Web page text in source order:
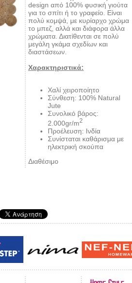
design από 100% φυσική γιούτα
για το σπίτι ή το γραφείο. Είναι
πολύ κομψά, με κυρίαρχο χρώμα
το μπεζ, αλλά και διάφορα άλλα
χρώματα. Διατίθενται σε πολύ
μεγάλη γκάμα σχεδίων και
διαστάσεων.
Χαρακτηριστικά:
Χαλί χειροποίητο
Σύνθεση: 100% Natural
Jute
Συνολικό βάρος:
2.000gr/m2
Προέλευση: Ινδία
Συνίσταται καθάρισμα με
ηλεκτρική σκούπα
Διαθέσιμο